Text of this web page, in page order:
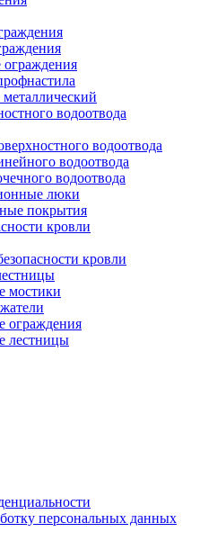
водоотвода
водоотвода
водоотвода
водоотвода
люки
покрытия
кровли
кровли
мостики
ограждения
лестницы
персональных данных